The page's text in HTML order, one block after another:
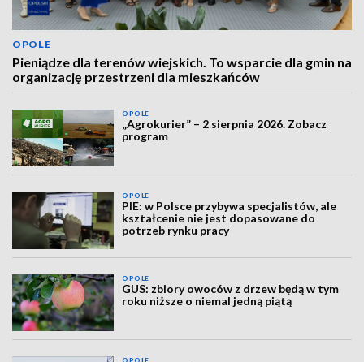
OPOLE
Pieniądze dla terenów wiejskich. To wsparcie dla gmin na
organizację przestrzeni dla mieszkańców
OPOLE
„Agrokurier” – 2 sierpnia 2026. Zobacz
program
OPOLE
PIE: w Polsce przybywa specjalistów, ale
kształcenie nie jest dopasowane do
potrzeb rynku pracy
OPOLE
GUS: zbiory owoców z drzew będą w tym
roku niższe o niemal jedną piątą